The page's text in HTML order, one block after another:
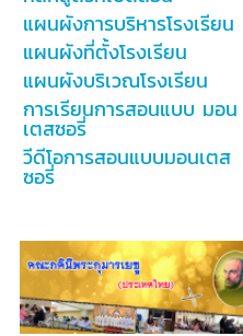
แผนผังการบริหารโรงเรียน
แผนผังที่ตั้งโรงเรียน
แผนผังบริเวณโรงเรียน
การเรียนการสอนแบบ มอน
เตสซอรี่
วีดีโอการสอนแบบมอนเตส
ซอรี่